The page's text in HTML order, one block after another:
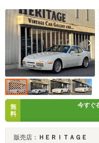
キ- ドアバイザ- W
エアバッグ
無
料
今すぐ
販売店： ＨＥＲＩＴＡＧＥ